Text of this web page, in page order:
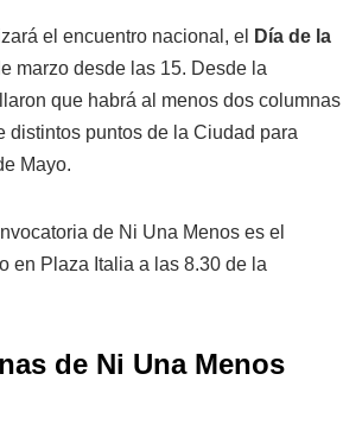
el encuentro nacional, el
Día de la
marzo desde las 15. Desde la
que habrá al menos dos columnas
distintos puntos de la Ciudad para
Mayo.
de Ni Una Menos es el
en Plaza Italia a las 8.30 de la
de Ni Una Menos